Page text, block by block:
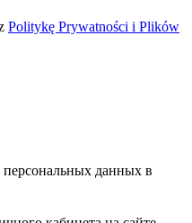
Politykę Prywatności i Plików
персональных данных в